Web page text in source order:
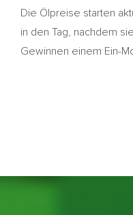
Die Ölpreise starten
in den Tag, nachdem
Gewinnen einem Ein-